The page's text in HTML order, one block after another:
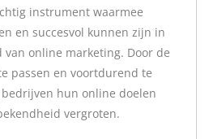
instrument waarmee
en succesvol kunnen zijn in
online marketing. Door de
passen en voortdurend te
hun online doelen
vergroten.